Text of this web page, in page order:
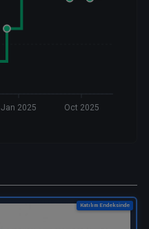
Jan 2025 Oct 2025
Katılım Endeksinde